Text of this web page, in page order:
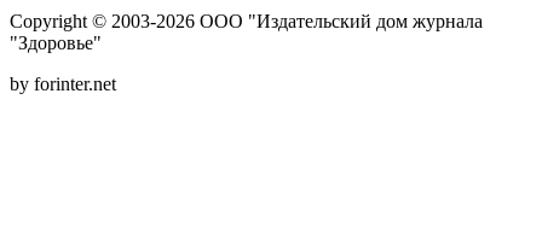
Copyright © 2003-2026 ООО "Издательский дом журнала
"Здоровье"
by forinter.net